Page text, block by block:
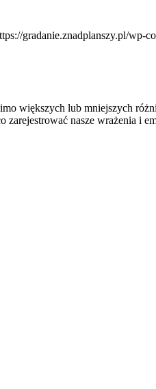
gradanie.znadplanszy.pl/wp-
większych lub mniejszych
nasze wrażenia i